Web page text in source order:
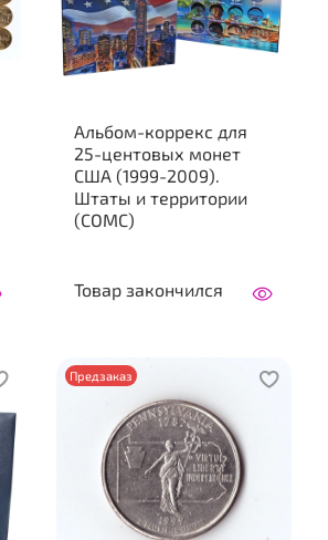
Альбом-коррекс для
25-центовых монет
США (1999-2009).
Штаты и территории
(СОМС)
Товар закончился
Предзаказ